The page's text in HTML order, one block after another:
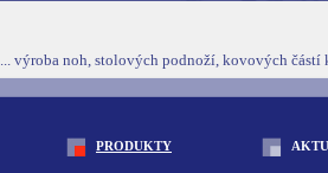
... výroba noh, stolových podnoží, kovových částí
PRODUKTY